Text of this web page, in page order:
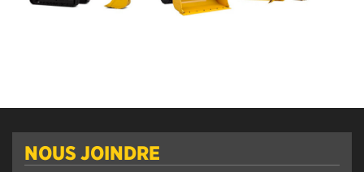
NOUS JOINDRE